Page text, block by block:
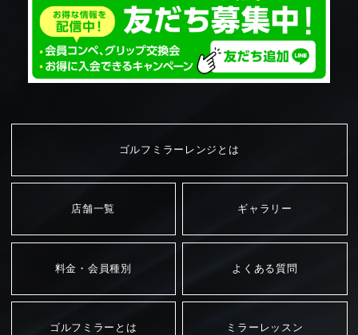
ゴルフミラーレンジとは
店舗一覧 ギャラリー
料金・会員種別 よくある質問
ゴルフミラーとは ミラーレッスン